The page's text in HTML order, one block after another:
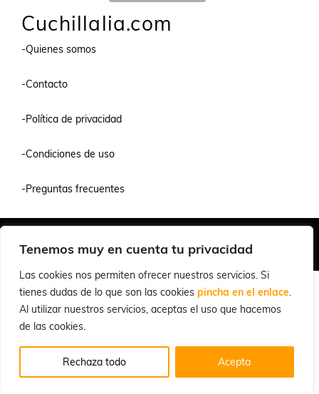
Tenemos muy en cuenta tu privacidad
Las cookies nos permiten ofrecer nuestros servicios. Si
tienes dudas de lo que son las cookies pincha en el enlace.
Al utilizar nuestros servicios, aceptas el uso que hacemos
de las cookies.
Rechaza todo Acepta
Cuchillalia.com
-Quienes somos
-Contacto
-Política de privacidad
-Condiciones de uso
-Preguntas frecuentes
© 2026 Cuchillalia.com